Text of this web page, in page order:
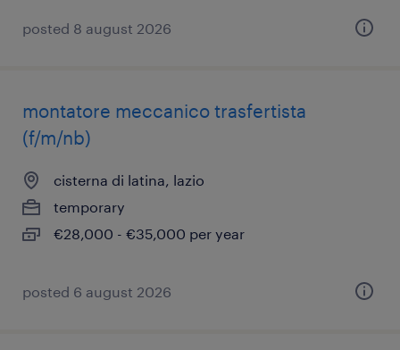
posted 8 august 2026
montatore meccanico trasfertista
(f/m/nb)
cisterna di latina, lazio
temporary
€28,000 - €35,000 per year
posted 6 august 2026